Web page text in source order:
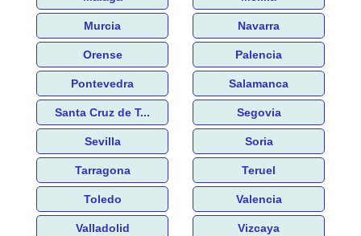
Murcia Navarra
Orense Palencia
Pontevedra Salamanca
Santa Cruz de T... Segovia
Sevilla Soria
Tarragona Teruel
Toledo Valencia
Valladolid Vizcaya